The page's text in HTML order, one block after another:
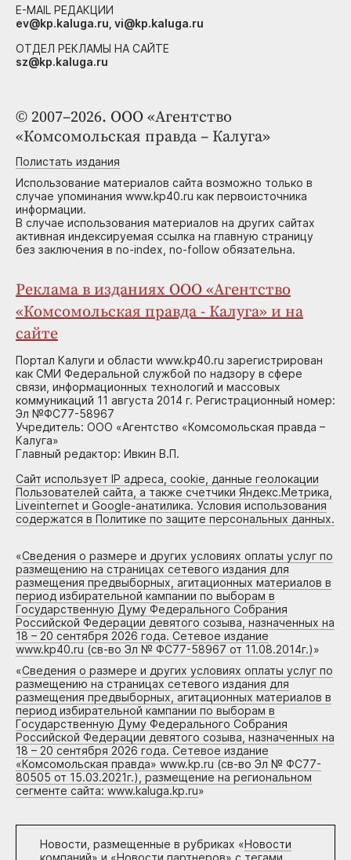
© 2007–2026. ООО «Агентство
«Комсомольская правда – Калуга»
Полистать издания
Использование материалов сайта возможно только в
случае упоминания www.kp40.ru как первоисточника
информации.
В случае использования материалов на других сайтах
активная индексируемая ссылка на главную страницу
без заключения в no-index, no-follow обязательна.
Реклама в изданиях ООО «Агентство
«Комсомольская правда - Калуга» и на
сайте
Портал Калуги и области www.kp40.ru зарегистрирован
как СМИ Федеральной службой по надзору в сфере
связи, информационных технологий и массовых
коммуникаций 11 августа 2014 г. Регистрационный номер:
Эл №ФС77-58967
Учредитель: ООО «Агентство «Комсомольская правда –
Калуга»
Главный редактор: Ивкин В.П.
Сайт использует IP адреса, cookie, данные геолокации
Пользователей сайта, а также счетчики Яндекс.Метрика,
Liveinternet и Google-анатилика. Условия использования
содержатся в Политике по защите персональных данных.
«Сведения о размере и других условиях оплаты услуг по
размещению на страницах сетевого издания для
размещения предвыборных, агитационных материалов в
период избирательной кампании по выборам в
Государственную Думу Федерального Собрания
Российской Федерации девятого созыва, назначенных на
18 – 20 сентября 2026 года. Сетевое издание
www.kp40.ru (св-во Эл № ФС77-58967 от 11.08.2014г.)»
«Сведения о размере и других условиях оплаты услуг по
размещению на страницах сетевого издания для
размещения предвыборных, агитационных материалов в
период избирательной кампании по выборам в
Государственную Думу Федерального Собрания
Российской Федерации девятого созыва, назначенных на
18 – 20 сентября 2026 года. Сетевое издание
«Комсомольская правда» www.kp.ru (св-во Эл № ФС77-
80505 от 15.03.2021г.), размещение на региональном
сегменте сайта: www.kaluga.kp.ru»
Новости, размещенные в рубриках «Новости
компаний» и «Новости партнеров» с тегами
E-MAIL РЕДАКЦИИ
ev@kp.kaluga.ru, vi@kp.kaluga.ru
ОТДЕЛ РЕКЛАМЫ НА САЙТЕ
sz@kp.kaluga.ru